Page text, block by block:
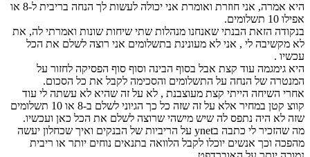
היא אמרה, אני חוזרת ואומרת אני יכולה לעשות לך הנחה בריבית ל-8 או
אפילו 10 תשלומים.
בנקודה הזאת הבנתי שאנחנו מנהלות שתי שיחות שונות ואמרתי לה, את
לא מקשיבה לי , אני לא מעונינת בתשלומים אני רוצה לשלם את הכל
עכשיו .
היא גימגמה עוד קצת אבל בסוף הבינה וסוף סוף הפסיקה לחזור על
המנטרה של הנחה על התשלומים והסכימה לקבל את כל הסכום.
אחרי השיחה הייתי קצת מעוצבנת , לא על זה שהיא לא עשתה לי עוד
קווצ קטן במחיר אלא על זה שזה כל כך הגיוני לשלם ב-8 או 10 תשלומים
שזה לא היה נתפס לה שיש מישהי שרוצה לשלם את הכל כאן ועכשיו.
מה שהזכיר לי כתבה בynet על הריביות של הבנקים ואיך שכחלון יעשה
מהפכה וכך אנשים יוכלו לקבל הלוואה בתנאים נוחים יותר או ריבית